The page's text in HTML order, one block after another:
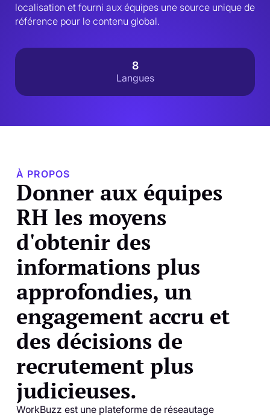
localisation et fourni aux équipes une source unique de
référence pour le contenu global.
8
Langues
À PROPOS
Donner aux équipes
RH les moyens
d'obtenir des
informations plus
approfondies, un
engagement accru et
des décisions de
recrutement plus
judicieuses.
WorkBuzz est une plateforme de réseautage